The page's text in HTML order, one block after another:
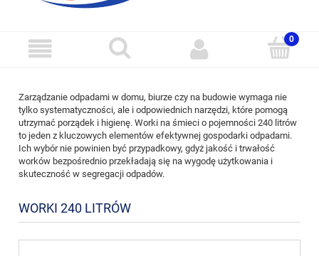
Zarządzanie odpadami w domu, biurze czy na budowie wymaga nie
tylko systematyczności, ale i odpowiednich narzędzi, które pomogą
utrzymać porządek i higienę. Worki na śmieci o pojemności 240 litrów
to jeden z kluczowych elementów efektywnej gospodarki odpadami.
Ich wybór nie powinien być przypadkowy, gdyż jakość i trwałość
worków bezpośrednio przekładają się na wygodę użytkowania i
skuteczność w segregacji odpadów.
WORKI 240 LITRÓW